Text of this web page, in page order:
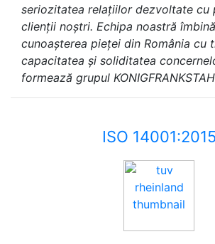
seriozitatea relațiilor dezvoltate cu
clienții noștri. Echipa noastră
cunoașterea pieței din România cu
capacitatea și soliditatea
formează grupul
ISO 14001:2015